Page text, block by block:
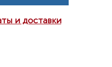
и доставки